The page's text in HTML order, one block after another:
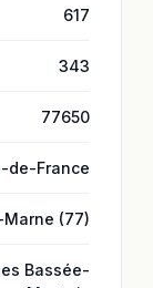
617
343
77650
de-France
(77)
Bassée-